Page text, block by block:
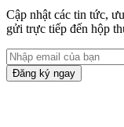
Cập nhật các tin tức,
gửi trực tiếp đến hộp
Đăng ký ngay